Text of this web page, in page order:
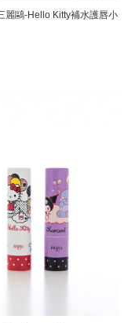
麗鷗-Hello Kitty補水護唇小